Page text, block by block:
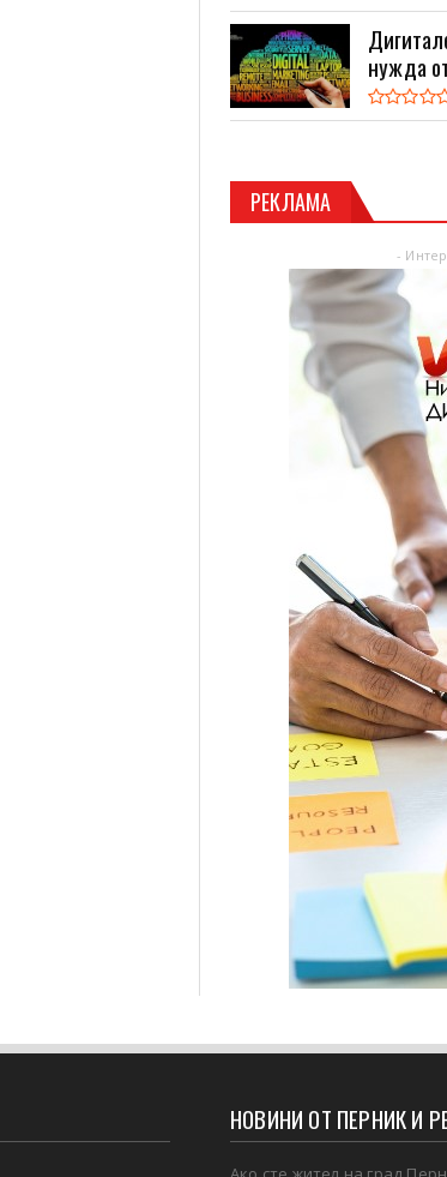
нужда
РЕКЛАМА
-
НОВИНИ ОТ ПЕРНИК И